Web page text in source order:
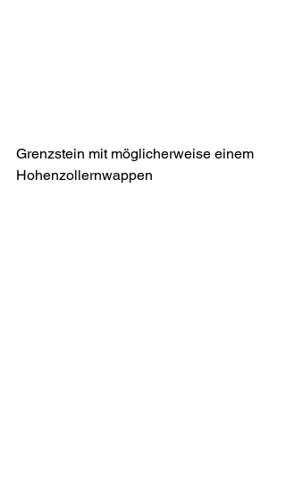
Grenzstein mit möglicherweise einem
Hohenzollernwappen